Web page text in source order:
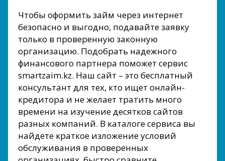
Чтобы оформить займ через интернет
безопасно и выгодно, подавайте заявку
только в проверенную законную
организацию. Подобрать надежного
финансового партнера поможет сервис
smartzaim.kz. Наш сайт – это бесплатный
консультант для тех, кто ищет онлайн-
кредитора и не желает тратить много
времени на изучение десятков сайтов
разных компаний. В каталоге сервиса вы
найдете краткое изложение условий
обслуживания в проверенных